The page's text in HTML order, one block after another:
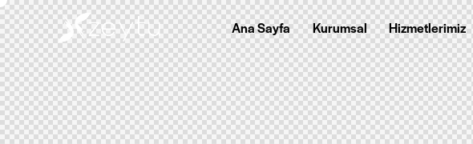
Ana Sayfa Kurumsal Hizmetlerimiz
Ana Sayfa Kurumsal Hizmetlerimiz Portföy